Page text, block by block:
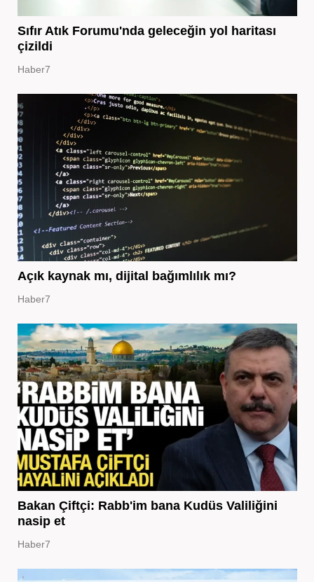
Sıfır Atık Forumu'nda geleceğin yol haritası
çizildi
Haber7
Açık kaynak mı, dijital bağımlılık mı?
Haber7
Bakan Çiftçi: Rabb'im bana Kudüs Valiliğini
nasip et
Haber7